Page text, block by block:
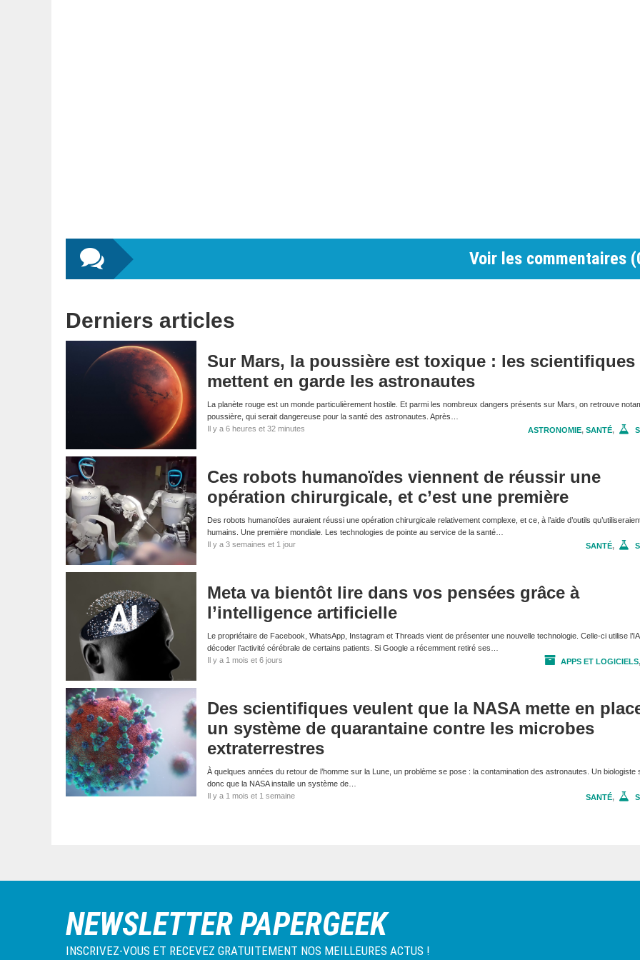
Voir les commentaires (
Derniers articles
Sur Mars, la poussière est toxique : les scientifiques
mettent en garde les astronautes
La planète rouge est un monde particulièrement hostile. Et parmi les nombreux dangers présents sur Mars, on retrouve
poussière, qui serait dangereuse pour la santé des astronautes. Après…
Il y a 6 heures et 32 minutes
ASTRONOMIE, SANTÉ,
Ces robots humanoïdes viennent de réussir une
opération chirurgicale, et c’est une première
Des robots humanoïdes auraient réussi une opération chirurgicale relativement complexe, et ce, à l’aide d’outils
humains. Une première mondiale. Les technologies de pointe au service de la santé…
Il y a 3 semaines et 1 jour
SANTÉ,
Meta va bientôt lire dans vos pensées grâce à
l’intelligence artificielle
Le propriétaire de Facebook, WhatsApp, Instagram et Threads vient de présenter une nouvelle technologie. Celle-ci utilise
décoder l’activité cérébrale de certains patients. Si Google a récemment retiré ses…
Il y a 1 mois et 6 jours
APPS ET LOGICIELS
Des scientifiques veulent que la NASA mette en
un système de quarantaine contre les microbes
extraterrestres
À quelques années du retour de l’homme sur la Lune, un problème se pose : la contamination des astronautes. Un biologiste
donc que la NASA installe un système de…
Il y a 1 mois et 1 semaine
SANTÉ,
NEWSLETTER PAPERGEEK
INSCRIVEZ-VOUS ET RECEVEZ GRATUITEMENT NOS MEILLEURES ACTUS !